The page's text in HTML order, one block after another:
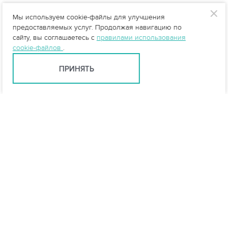
Мы используем cookie-файлы для улучшения
предоставляемых услуг. Продолжая навигацию по
сайту, вы соглашаетесь с правилами использования
cookie-файлов .
ПРИНЯТЬ